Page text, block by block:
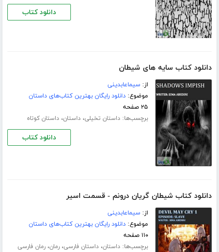
دانلود کتاب
دانلود کتاب سایه های شیطان
از:سیماعابدینی
موضوع:دانلود رایگان بهترین کتاب‌های داستان
۲۵ صفحه
برچسب‌ها:داستان تخیلی،داستان،داستان کوتاه
دانلود کتاب
دانلود کتاب شیطان گریان درونم - قسمت اسیر
از:سیماعابدینی
موضوع:دانلود رایگان بهترین کتاب‌های داستان
۱۱۰ صفحه
برچسب‌ها:داستان،داستان فارسی،رمان،رمان فارسی